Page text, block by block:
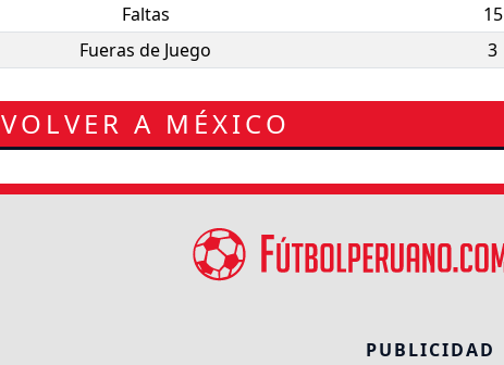
Faltas
15
Fueras de Juego 3
VOLVER A MÉXICO
PUBLICIDAD